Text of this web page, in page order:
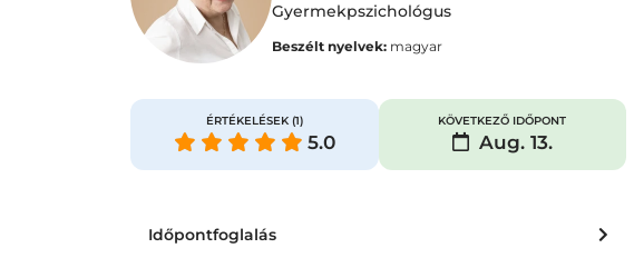
Gyermekpszichológus
Beszélt nyelvek: magyar
ÉRTÉKELÉSEK (1)
5.0
KÖVETKEZŐ IDŐPONT
Aug. 13.
Időpontfoglalás